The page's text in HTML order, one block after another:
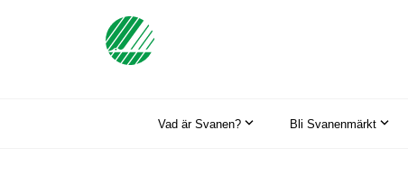
Vad är Svanen? Bli Svanenmärkt